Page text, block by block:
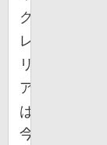
グ
レ
リ
ア
は
今